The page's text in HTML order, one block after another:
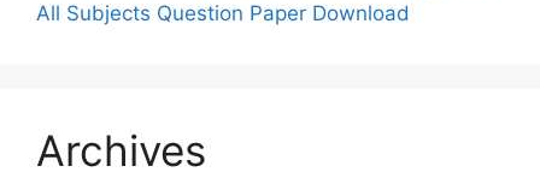
All Subjects Question Paper Download
Archives